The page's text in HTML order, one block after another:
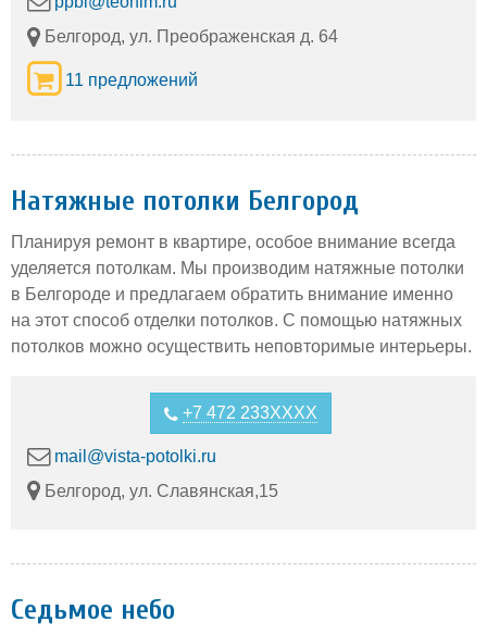
грунт. Для
грунтования
бетонных,
п. поверхностей, а
смеси с песком.
закрыв
текучестью и
эффективно
высокая
Белгород, ул. Преображенская д. 64
11 предложений
Натяжные потолки Белгород
Планируя ремонт в квартире, особое внимание всегда
уделяется потолкам. Мы производим натяжные потолки
в Белгороде и предлагаем обратить внимание именно
на этот способ отделки потолков. С помощью натяжных
потолков можно осуществить неповторимые интерьеры.
+7 472 233XXXX
mail@vista-potolki.ru
Белгород, ул. Славянская,15
Седьмое небо